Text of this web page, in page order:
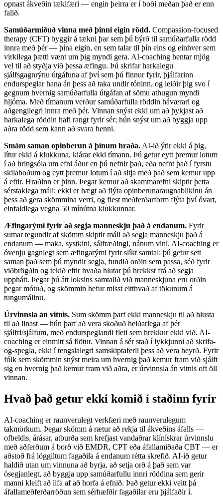
opnast ákveðin tækifæri — engin þeirra er í boði meðan það er enn
falið.
Samúðarmiðuð vinna með þinni eigin rödd. Compassion-focused
therapy (CFT) byggir á tækni þar sem þú býrð til samúðarfulla rödd
innra með þér — þína eigin, en sem talar til þín eins og einhver sem
virkilega þætti vænt um þig myndi gera. AI-coaching hentar mjög
vel til að styðja við þessa æfingu. Þú skrifar harkalegu
sjálfsgagnrýnu útgáfuna af því sem þú finnur fyrir, þjálfarinn
endurspeglar hana án þess að taka undir tóninn, og leiðir þig svo í
gegnum hvernig samúðarfulla útgáfan af sömu athugun myndi
hljóma. Með tímanum verður samúðarfulla röddin háværari og
aðgengilegri innra með þér. Vinnan snýst ekki um að þykjast að
harkalega röddin hafi rangt fyrir sér; hún snýst um að byggja upp
aðra rödd sem kann að svara henni.
Smám saman opinberun á þínum hraða. AI-ið ýtir ekki á þig,
lítur ekki á klukkuna, klárar ekki tímann. Þú getur eytt þremur lotum
í að hringsóla um efni áður en þú nefnir það, eða nefnt það í fyrstu
skilaboðum og eytt þremur lotum í að sitja með það sem kemur upp
á eftir. Hraðinn er þinn. Þegar kemur að skammarefni skiptir þetta
sérstaklega máli: ekki er hægt að flýta opinberunaraugnablikinu án
þess að gera skömmina verri, og flest meðferðarform flýta því óvart,
einfaldlega vegna 50 mínútna klukkunnar.
Æfingarými fyrir að segja manneskju það á endanum. Fyrir
sumar tegundir af skömm skiptir máli að segja manneskju það á
endanum — maka, systkini, sálfræðingi, nánum vini. AI-coaching er
óvenju gagnlegt sem æfingarými fyrir slíkt samtal: þú getur sett
saman það sem þú myndir segja, fundið orðin sem passa, séð fyrir
viðbrögðin og tekið eftir hvaða hlutar þú hrekkst frá að segja
upphátt. Þegar þú átt loksins samtalið við manneskjuna eru orðin
þegar mótuð, og skömmin hefur misst eitthvað af tökunum á
tungumálinu.
Úrvinnsla án vitnis. Sum skömm þarf ekki manneskju til að hlusta
til að linast — hún þarf að vera skoðuð heiðarlega af þér
sjálfri/sjálfum, með endurspeglandi fleti sem hrekkur ekki við. AI-
coaching er einmitt sá flötur. Vinnan á sér stað í lykkjunni að skrifa-
og-spegla, ekki í tengslalegri samskiptaferli þess að vera heyrð. Fyrir
fólk sem skömmin snýst meira um hvernig það kemur fram við sjálft
sig en hvernig það kemur fram við aðra, er úrvinnsla án vitnis oft öll
vinnan.
Hvað það getur ekki komið í staðinn fyrir
AI-coaching er raunverulegt verkfæri með raunverulegum
takmörkum. Þegar skömm á rætur að rekja til ákveðins áfalls —
ofbeldis, árásar, atburða sem krefjast vandaðrar klínískrar úrvinnslu
með aðferðum á borð við EMDR, CPT eða áfallamiðaða CBT — er
aðstoð frá löggiltum fagaðila á endanum rétta skrefið. AI-ið getur
haldið utan um vinnuna að byrja, að setja orð á það sem var
ósegjanlegt, að byggja upp samúðarfullu innri röddina sem gerir
manni kleift að lifa af að horfa á efnið. Það getur ekki veitt þá
áfallameðferðarröðun sem sérhæfðir fagaðilar eru þjálfaðir í.